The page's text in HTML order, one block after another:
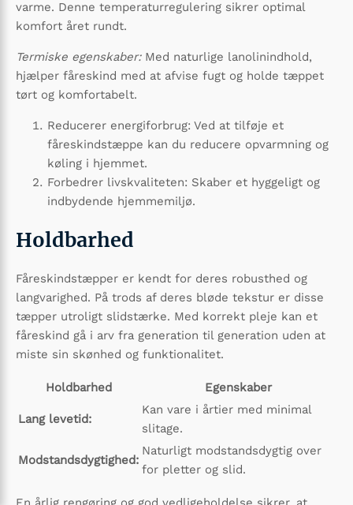
varme. Denne temperaturregulering sikrer optimal
komfort året rundt.
Termiske egenskaber:Med naturlige lanolinindhold,
hjælper fåreskind med at afvise fugt og holde tæppet
tørt og komfortabelt.
Reducerer energiforbrug: Ved at tilføje et
fåreskindstæppe kan du reducere opvarmning og
køling i hjemmet.
Forbedrer livskvaliteten: Skaber et hyggeligt og
indbydende hjemmemiljø.
Holdbarhed
Fåreskindstæpper er kendt for deres robusthed og
langvarighed. På trods af deres bløde tekstur er disse
tæpper utroligt slidstærke. Med korrekt pleje kan et
fåreskind gå i arv fra generation til generation uden at
miste sin skønhed og funktionalitet.
Holdbarhed Egenskaber
Lang levetid:
Kan vare i årtier med minimal
slitage.
Modstandsdygtighed:
Naturligt modstandsdygtig over
for pletter og slid.